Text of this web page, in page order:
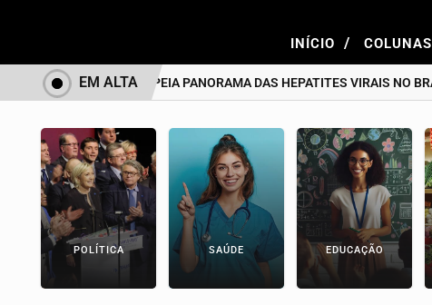
INÍCIO / COLUNAS
ESTUDO MAPEIA PANORAMA DAS HEPATITES VIRAIS NO
EM ALTA
POLÍTICA SAÚDE EDUCAÇÃO